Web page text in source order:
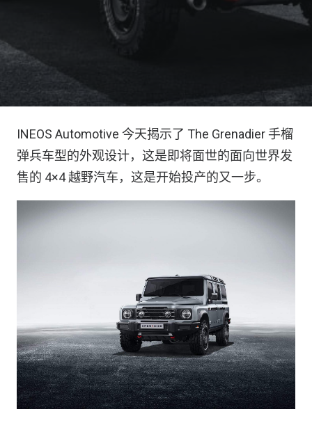
INEOS Automotive 今天揭示了 The Grenadier 手榴
弹兵车型的外观设计，这是即将面世的面向世界发
售的 4×4 越野汽车，这是开始投产的又一步。